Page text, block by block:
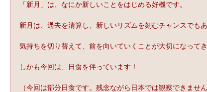
「新月」は、なにか新しいことをはじめる好機です。
新月は、過去を清算し、新しいリズムを刻むチャンスでもあ
気持ちを切り替えて、前を向いていくことが大切になってき
しかも今回は、日食を伴っています！
（今回は部分日食です。残念ながら日本では観察できません